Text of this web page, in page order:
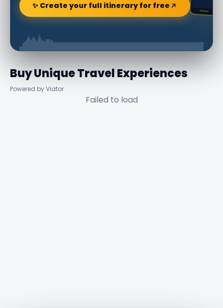
✨ Create your full itinerary for free
Buy Unique Travel Experiences
Powered by Viator
Failed to load